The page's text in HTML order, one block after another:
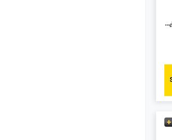
شاہراہِ فیصل کراچی میں 11 کمروں کا 2 کنال مکان 13.5 لاکھ میں کرایہ پر دستیاب ہے۔